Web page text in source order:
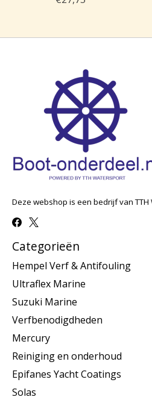
Deze webshop is een bedrijf van
Categorieën
Hempel Verf & Antifouling
Ultraflex Marine
Suzuki Marine
Verfbenodigdheden
Mercury
Reiniging en onderhoud
Epifanes Yacht Coatings
Solas